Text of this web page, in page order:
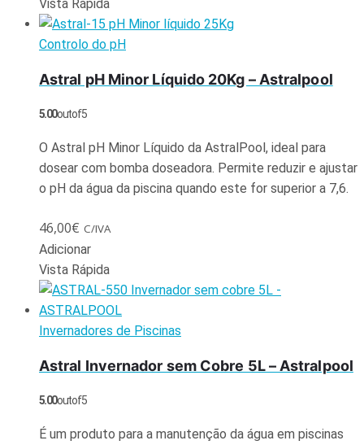
Vista Rápida
Controlo do pH
Astral pH Minor Líquido 20Kg – Astralpool
5.00out of 5
O Astral pH Minor Líquido da AstralPool, ideal para
dosear com bomba doseadora. Permite reduzir e ajustar
o pH da água da piscina quando este for superior a 7,6.
46,00€ C/IVA
Adicionar
Vista Rápida
Invernadores de Piscinas
Astral Invernador sem Cobre 5L – Astralpool
5.00out of 5
É um produto para a manutenção da água em piscinas